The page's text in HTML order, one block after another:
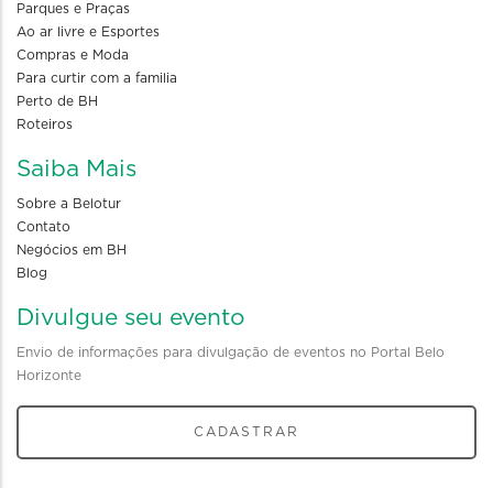
Parques e Praças
Ao ar livre e Esportes
Compras e Moda
Para curtir com a familia
Perto de BH
Roteiros
Saiba Mais
Sobre a Belotur
Contato
Negócios em BH
Blog
Divulgue seu evento
Envio de informações para divulgação de eventos no Portal Belo
Horizonte
CADASTRAR